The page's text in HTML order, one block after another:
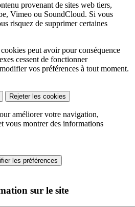
provenant de sites web tiers,
Vimeo ou SoundCloud. Si vous
risquez de supprimer certaines
peut avoir pour conséquence
cessent de fonctionner
vos préférences à tout moment.
Rejeter les cookies
améliorer votre navigation,
vous montrer des informations
les préférences
sur le site